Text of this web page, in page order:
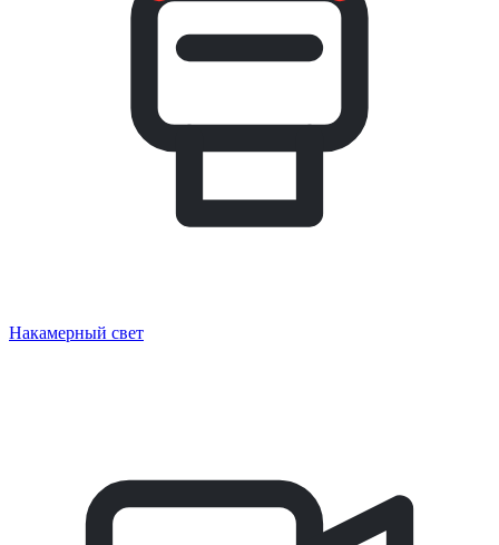
Накамерный свет